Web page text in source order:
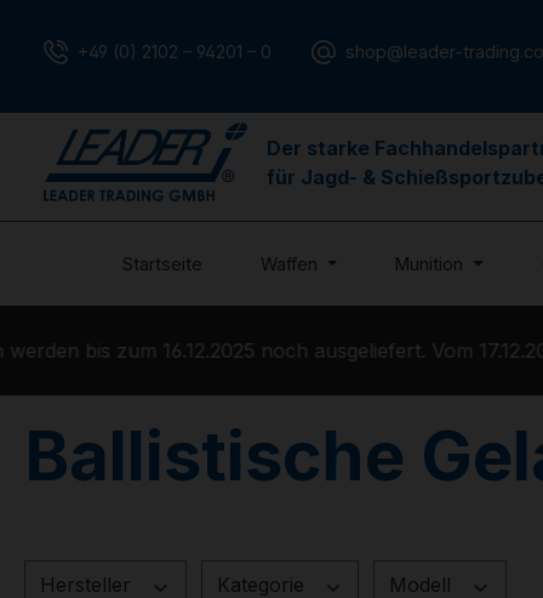
+49 (0) 2102 – 94201 – 0 shop@leader-
Der starke
für Jagd- &
Startseite Waffen Munition
bis zum 16.12.2025 noch ausgeliefert. Vom
Ballistische
Hersteller Kategorie Modell